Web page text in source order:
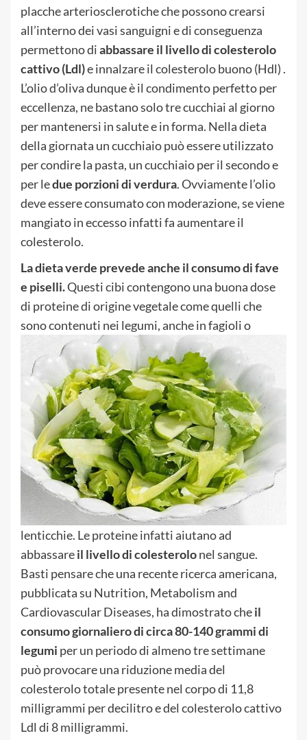
placche arteriosclerotiche che possono crearsi
all’interno dei vasi sanguigni e di conseguenza
permettono diabbassare il livello di colesterolo
cattivo (Ldl)e innalzare il colesterolo buono (Hdl) .
L’olio d’oliva dunque è il condimento perfetto per
eccellenza, ne bastano solo tre cucchiai al giorno
per mantenersi in salute e in forma. Nella dieta
della giornata un cucchiaio può essere utilizzato
per condire la pasta, un cucchiaio per il secondo e
per ledue porzioni di verdura. Ovviamente l’olio
deve essere consumato con moderazione, se viene
mangiato in eccesso infatti fa aumentare il
colesterolo.
La dieta verde prevede anche il consumo di fave
e piselli.Questi cibi contengono una buona dose
di proteine di origine vegetale come quelli che
sono contenuti nei legumi, anche in fagioli o
lenticchie. Le proteine infatti aiutano ad
abbassareil livello di colesterolonel sangue.
Basti pensare che una recente ricerca americana,
pubblicata su Nutrition, Metabolism and
Cardiovascular Diseases, ha dimostrato cheil
consumo giornaliero di circa 80-140 grammi di
legumi per un periodo di almeno tre settimane
può provocare una riduzione media del
colesterolo totale presente nel corpo di 11,8
milligrammi per decilitro e del colesterolo cattivo
Ldl di 8 milligrammi.